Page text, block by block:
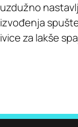
uzdužno
izvođenja
ivice za lakše